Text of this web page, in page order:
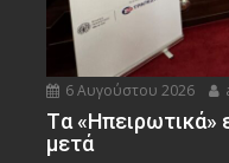
6 Αυγούστου 2026
Tα «Ηπειρωτικά»
μετά